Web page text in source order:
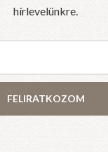
hírlevelünkre.
FELIRATKOZOM